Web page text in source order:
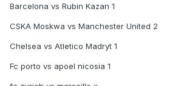
Barcelona vs Rubin Kazan 1
CSKA Moskwa vs Manchester United 2
Chelsea vs Atletico Madryt 1
Fc porto vs apoel nicosia 1